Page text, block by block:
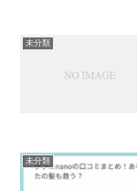
未分類
未分類